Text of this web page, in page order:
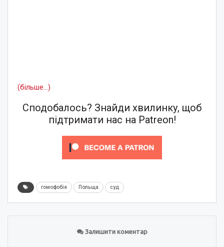
(більше…)
Сподобалось? Знайди хвилинку, щоб
підтримати нас на Patreon!
гомофобія Польща суд
Залишити коментар